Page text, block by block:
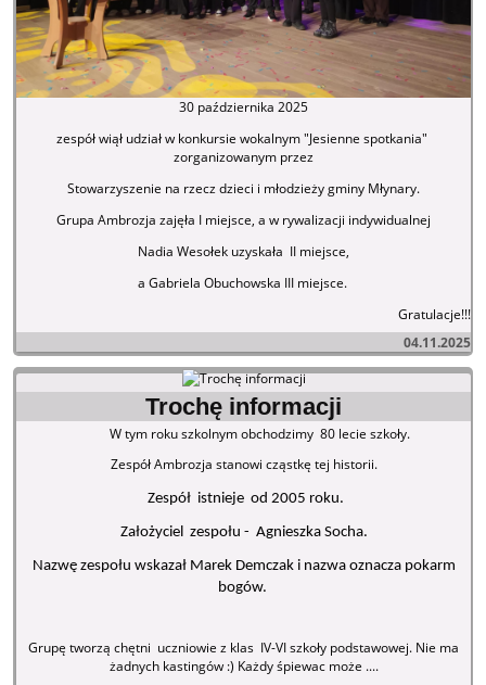
30 października 2025
zespół wiął udział w konkursie wokalnym "Jesienne spotkania"
zorganizowanym przez
Stowarzyszenie na rzecz dzieci i młodzieży gminy Młynary.
Grupa Ambrozja zajęła I miejsce, a w rywalizacji indywidualnej
Nadia Wesołek uzyskała II miejsce,
a Gabriela Obuchowska III miejsce.
Gratulacje!!!
04.11.2025
Trochę informacji
W tym roku szkolnym obchodzimy 80 lecie szkoły.
Zespół Ambrozja stanowi cząstkę tej historii.
Zespół istnieje od 2005 roku.
Założyciel zespołu - Agnieszka Socha.
Nazwę zespołu wskazał Marek Demczak i nazwa oznacza pokarm
bogów.
Grupę tworzą chętni uczniowie z klas IV-VI szkoły podstawowej. Nie ma
żadnych kastingów :) Każdy śpiewac może ....